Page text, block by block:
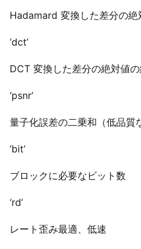
Hadamard 変換した差分の絶
‘dct’
DCT 変換した差分の絶対値
‘psnr’
量子化誤差の二乗和（低品質
‘bit’
ブロックに必要なビット数
‘rd’
レート歪み最適、低速